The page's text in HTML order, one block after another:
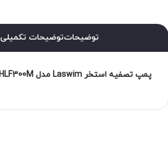
توضیحاتتوضیحات تکمیلی
پمپ تصفیه استخر Laswim مدل HLF300M